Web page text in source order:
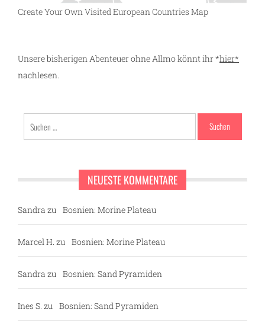
Create Your Own Visited European Countries Map
Unsere bisherigen Abenteuer ohne Allmo könnt ihr *hier*
nachlesen.
nach:
NEUESTE KOMMENTARE
Sandra zu Bosnien: Morine Plateau
Marcel H. zu Bosnien: Morine Plateau
Sandra zu Bosnien: Sand Pyramiden
Ines S. zu Bosnien: Sand Pyramiden